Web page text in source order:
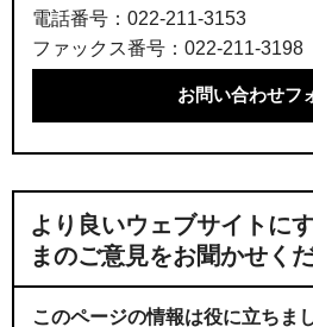
電話番号：022-211-3153
ファックス番号：022-211-3198
より良いウェブサイトに
まのご意見をお聞かせく
このページの情報は役に立ちま